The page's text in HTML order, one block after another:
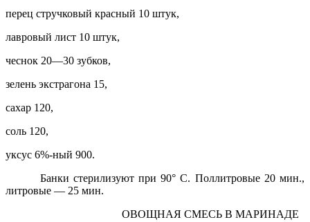
перец стручковый красный 10 штук,
лавровый лист 10 штук,
чеснок 20—30 зубков,
зелень экстрагона 15,
сахар 120,
соль 120,
уксус 6%-ный 900.
Банки стерилизуют при 90° С. Поллитровые 20 мин.,
литровые — 25 мин.
ОВОЩНАЯ СМЕСЬ В МАРИНАДЕ